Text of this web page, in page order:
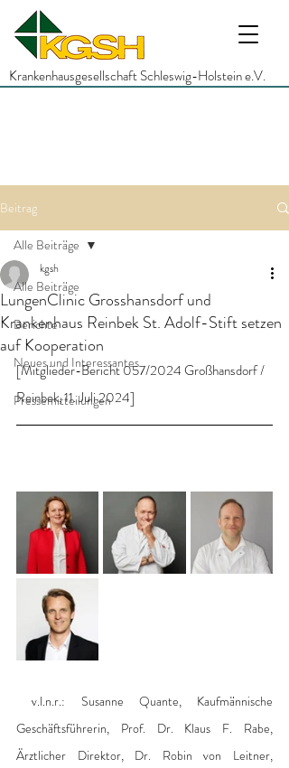
Krankenhausgesellschaft Schleswig-Holstein e.V.
Beitrag
Alle Beiträge
Berichte
Neues und Interessantes
Pressemitteilungen
Alle Beiträge
LungenClinic Grosshansdorf und
Krankenhaus Reinbek St. Adolf-Stift setzen
auf Kooperation
kgsh
[Mitglieder-Bericht 057/2024 Großhansdorf /
Reinbek, 11. Juli 2024]
v.l.n.r.: Susanne Quante, Kaufmännische
Geschäftsführerin, Prof. Dr. Klaus F. Rabe,
Ärztlicher Direktor, Dr. Robin von Leitner,